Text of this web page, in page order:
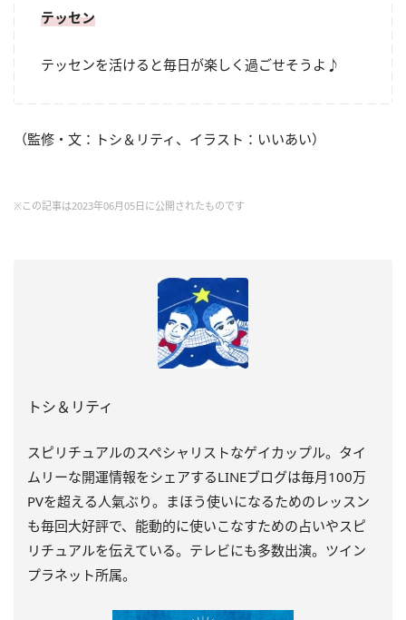
テッセン
テッセンを活けると毎日が楽しく過ごせそうよ♪
（監修・文：トシ＆リティ、イラスト：いいあい）
※この記事は2023年06月05日に公開されたものです
トシ＆リティ
スピリチュアルのスペシャリストなゲイカップル。タイ
ムリーな開運情報をシェアするLINEブログは毎月100万
PVを超える人氣ぶり。まほう使いになるためのレッスン
も毎回大好評で、能動的に使いこなすための占いやスピ
リチュアルを伝えている。テレビにも多数出演。ツイン
プラネット所属。